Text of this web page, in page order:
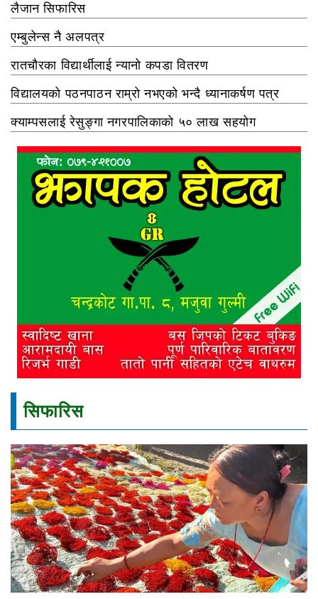
लैजान सिफारिस
एम्बुलेन्स नै अलपत्र
रातचौरका विद्यार्थीलाई न्यानो कपडा वितरण
विद्यालयको पठनपाठन राम्रो नभएको भन्दै ध्यानाकर्षण पत्र
क्याम्पसलाई रेसुङ्गा नगरपालिकाको ५० लाख सहयोग
सिफारिस